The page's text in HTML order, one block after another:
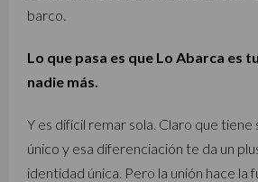
barco.
Lo que pasa es que Lo Abarca es
nadie más.
Y es difícil remar sola. Claro que tiene
único y esa diferenciación te da un
identidad única. Pero la unión hace la